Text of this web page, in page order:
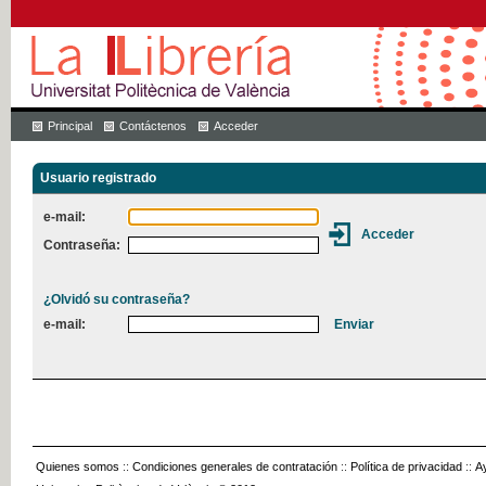
Principal Contáctenos Acceder
Usuario registrado
e-mail:
Contraseña:
¿Olvidó su contraseña?
e-mail:
Quienes somos :: Condiciones generales de contratación :: Política de privacidad ::